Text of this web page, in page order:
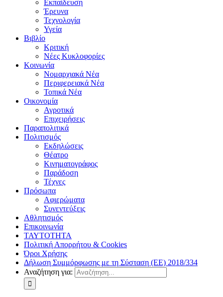
Εκπαίδευση
Έρευνα
Τεχνολογία
Υγεία
Βιβλίο
Κριτική
Νέες Κυκλοφορίες
Κοινωνία
Νομαρχιακά Νέα
Περιφερειακά Νέα
Τοπικά Νέα
Οικονομία
Αγροτικά
Επιχειρήσεις
Παραπολιτικά
Πολιτισμός
Εκδηλώσεις
Θέατρο
Κινηματογράφος
Παράδοση
Τέχνες
Πρόσωπα
Αφιερώματα
Συνεντεύξεις
Αθλητισμός
Επικοινωνία
ΤΑΥΤΟΤΗΤΑ
Πολιτική Απορρήτου & Cookies
Όροι Χρήσης
Δήλωση Συμμόρφωσης με τη Σύσταση (ΕΕ) 2018/334
Αναζήτηση για: